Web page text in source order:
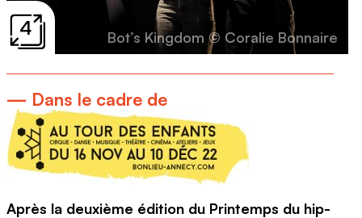
4 Bot’s Kingdom © Coralie Bonnaire
— Dans le cadre de
Après la deuxième édition du Printemps du hip-